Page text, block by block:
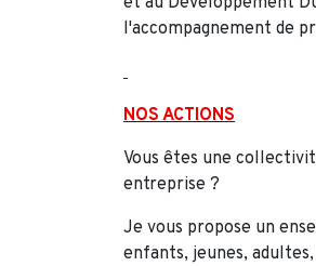
l'accompagnement de
NOS ACTIONS
Vous êtes une
entreprise ?
Je vous propose un
enfants, jeunes,